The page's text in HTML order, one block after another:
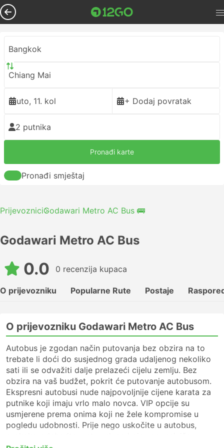
Bangkok
Chiang Mai
uto, 11. kol + Dodaj povratak
2 putnika
Pronađi karte
Pronađi smještaj
PrijevozniciGodawari Metro AC Bus 🚌
Godawari Metro AC Bus
0.0 0 recenzija kupaca
O prijevozniku Popularne Rute Postaje
O prijevozniku Godawari Metro AC Bus
Autobus je zgodan način putovanja bez obzira na to
trebate li doći do susjednog grada udaljenog nekoliko
sati ili se odvažiti dalje prelazeći cijelu zemlju. Bez
obzira na vaš budžet, pokrit će putovanje autobusom.
Ekspresni autobusi nude najpovoljnije cijene karata za
putnike koji imaju vrlo malo novca. VIP opcije su
usmjerene prema onima koji ne žele kompromise u
pogledu udobnosti. Prije nego uskočite u autobus,